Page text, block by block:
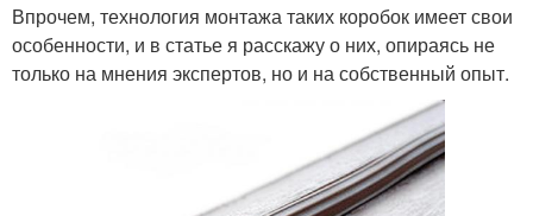
Впрочем, технология монтажа таких коробок имеет свои
особенности, и в статье я расскажу о них, опираясь не
только на мнения экспертов, но и на собственный опыт.